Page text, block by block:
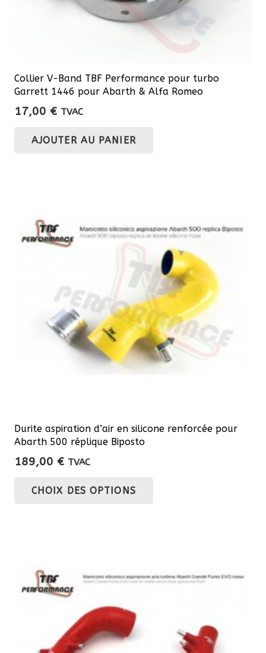
produit
Collier V-Band TBF Performance pour turbo
Garrett 1446 pour Abarth & Alfa Romeo
17,00 € TVAC
AJOUTER AU PANIER
Durite aspiration d’air en silicone renforcée pour
Abarth 500 réplique Biposto
189,00 € TVAC
CHOIX DES OPTIONS
options
choisies